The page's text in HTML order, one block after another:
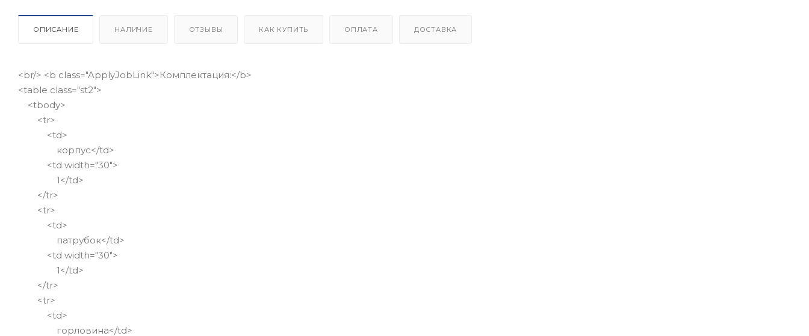
ОПИСАНИЕ НАЛИЧИЕ ОТЗЫВЫ КАК КУПИТЬ ОПЛАТА ДОСТАВКА
<br/> <b class="ApplyJobLink">Комплектация:</b>
<table class="st2">
<tbody>
<tr>
<td>
корпус</td>
<td width="30">
1</td>
</tr>
<tr>
<td>
патрубок</td>
<td width="30">
1</td>
</tr>
<tr>
<td>
горловина</td>